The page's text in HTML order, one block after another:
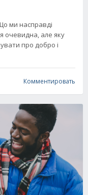
ми насправді
очевидна, але яку
про добро і
Комментировать